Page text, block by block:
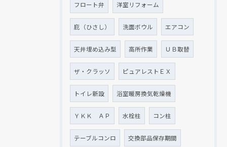
フロート弁 洋室リフォーム
庇（ひさし） 洗面ボウル エアコン
天井埋め込み型 高所作業 ＵＢ取替
ザ・クラッソ ピュアレストＥＸ
トイレ新設 浴室暖房換気乾燥機
ＹＫＫ ＡＰ 水栓柱 コン柱
テーブルコンロ 交換部品保存期間